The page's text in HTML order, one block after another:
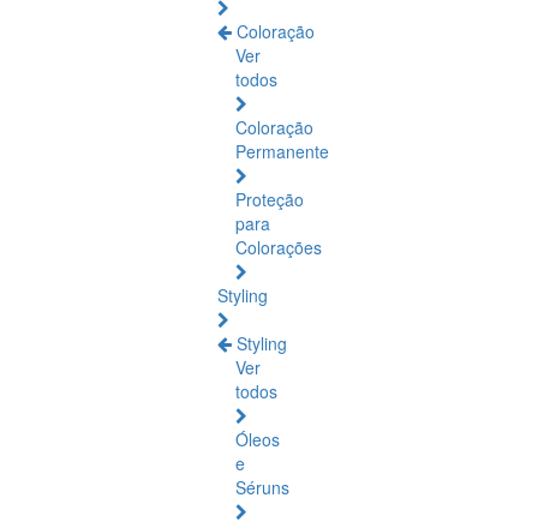
Coloração
Ver
todos
Coloração
Permanente
Proteção
para
Colorações
Styling
Styling
Ver
todos
Óleos
e
Séruns